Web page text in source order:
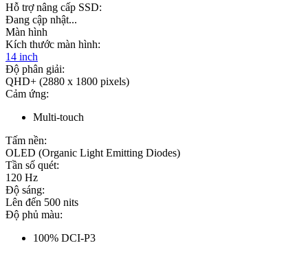
Hỗ trợ nâng cấp SSD:
Đang cập nhật...
Màn hình
Kích thước màn hình:
14 inch
Độ phân giải:
QHD+ (2880 x 1800 pixels)
Cảm ứng:
Multi-touch
Tấm nền:
OLED (Organic Light Emitting Diodes)
Tần số quét:
120 Hz
Độ sáng:
Lên đến 500 nits
Độ phủ màu:
100% DCI-P3